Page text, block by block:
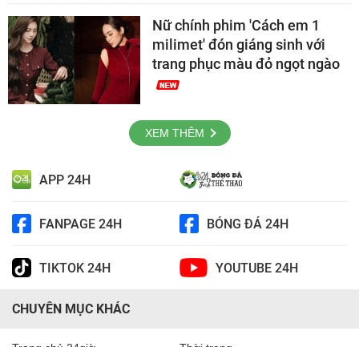
Nữ chính phim 'Cách em 1
milimet' đón giáng sinh với
trang phục màu đỏ ngọt ngào
XEM THÊM
APP 24H
FANPAGE 24H BÓNG ĐÁ 24H
TIKTOK 24H YOUTUBE 24H
CHUYÊN MỤC KHÁC